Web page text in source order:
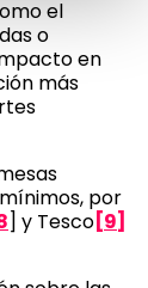
el
o
en
más
por
] y Tesco[9]